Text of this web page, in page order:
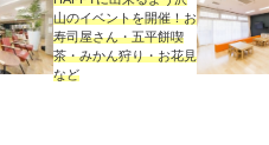
山のイベントを開催！お
寿司屋さん・五平餅喫
茶・みかん狩り・お花見
など